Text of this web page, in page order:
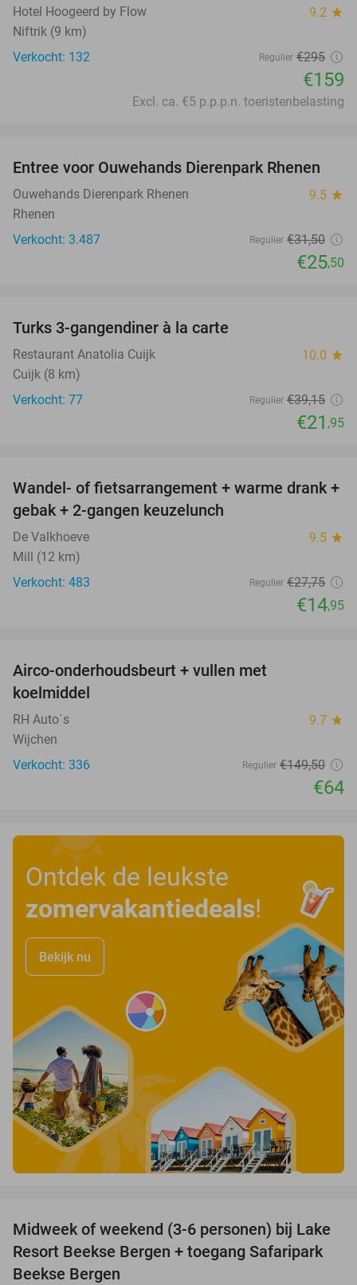
Hotel Hoogeerd by Flow 9.2 star
Niftrik (9 km)
Verkocht: 132
Regulier €295
€159
Excl. ca. €5 p.p.p.n. toeristenbelasting
19%
Entree voor Ouwehands Dierenpark Rhenen
Ouwehands Dierenpark Rhenen 9.5 star
Rhenen
Verkocht: 3.487
Regulier €31,50
€25,50
Turks 3-gangendiner à la carte
Restaurant Anatolia Cuijk 10.0 star
Cuijk (8 km)
Verkocht: 77
Regulier €39,15
€21 ,95
46%
Wandel- of fietsarrangement + warme drank +
gebak + 2-gangen keuzelunch
De Valkhoeve 9.5 star
Mill (12 km)
Verkocht: 483
Regulier €27,75
€14,95
Airco-onderhoudsbeurt + vullen met
koelmiddel
RH Auto´s 9.7 star
Wijchen
Verkocht: 336
Regulier €149,50
€64
Ontdek de leukste
zomervakantiedeals!
Bekijk nu
53%
Midweek of weekend (3-6 personen) bij Lake
Resort Beekse Bergen + toegang Safaripark
Beekse Bergen